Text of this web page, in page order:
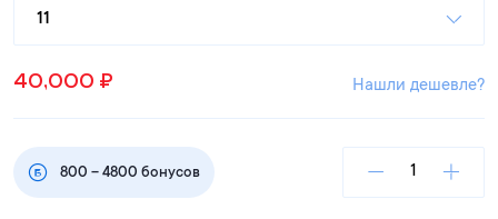
11
40,000 ₽ Нашли дешевле?
800 – 4800 бонусов